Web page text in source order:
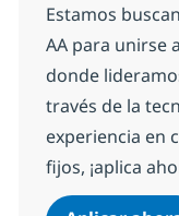
Estamos
AA para unirse
donde
través de la
experiencia en
fijos, ¡aplica